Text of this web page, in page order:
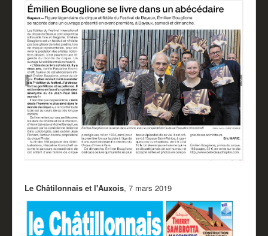
Le Châtilonnais et l'Auxois, 7 mars 2019